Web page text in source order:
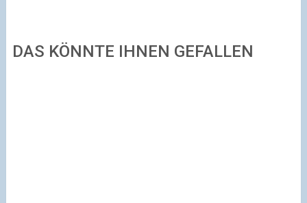
DAS KÖNNTE IHNEN GEFALLEN